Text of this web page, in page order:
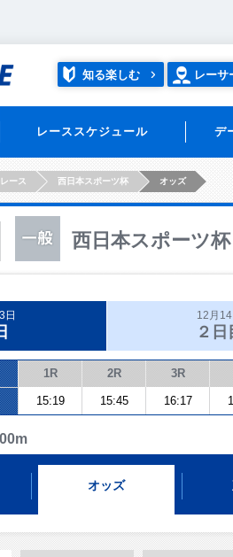
知る楽しむ レーサ
レーススケジュール デ
ース 西日本スポーツ杯 オッズ
西日本スポーツ杯
日 12月
２日
1R 2R 3R
15:19 15:45 16:17
オッズ